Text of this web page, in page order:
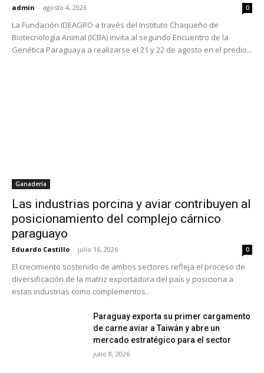
admin - agosto 4, 2026 0
La Fundación IDEAGRO a través del Instituto Chaqueño de
Biotecnología Animal (ICBA) invita al segundo Encuentro de la
Genética Paraguaya a realizarse el 21 y 22 de agosto en el predio...
Ganadería
Las industrias porcina y aviar contribuyen al
posicionamiento del complejo cárnico
paraguayo
Eduardo Castillo - julio 16, 2026 0
El crecimiento sostenido de ambos sectores refleja el proceso de
diversificación de la matriz exportadora del país y posiciona a
estas industrias como complementos...
Paraguay exporta su primer cargamento
de carne aviar a Taiwán y abre un
mercado estratégico para el sector
julio 8, 2026